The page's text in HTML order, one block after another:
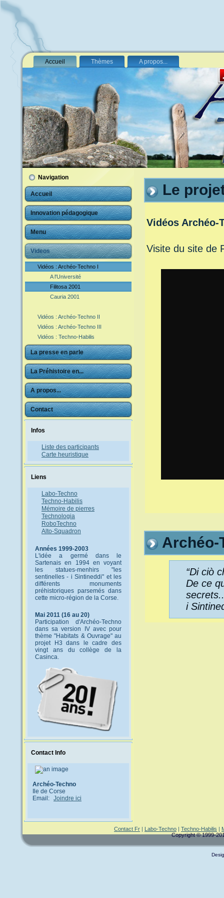
Accueil Thèmes A propos...
Navigation
Accueil
Innovation pédagogique
Menu
Videos
Vidéos : Archéo-Techno I
A l'Université
Filitosa 2001
Cauria 2001
Vidéos : Archéo-Techno II
Vidéos : Archéo-Techno III
Vidéos : Techno-Habilis
La presse en parle
La Préhistoire en...
A propos...
Contact
Infos
Liste des participants
Carte heuristique
Liens
Labo-Techno
Techno-Habilis
Mémoire de pierres
Technologia
RoboTechno
Alto-Squadron
Années 1999-2003
L'idée a germé dans le
Sartenais en 1994 en voyant
les statues-menhirs "les
sentinelles - i Sintineddi" et les
différents monuments
préhistoriques parsemés dans
cette micro-région de la Corse.
Mai 2011 (16 au 20)
Participation d'Archéo-Techno
dans sa version IV avec pour
thème "Habitats & Ouvrage" au
projet H3 dans le cadre des
vingt ans du collège de la
Casinca.
Contact Info
Archéo-Techno
Ile de Corse
Email: Joindre ici
Le
Vidéos Archéo-
Visite du site de
Archéo-
“Di ciò
De ce
i
Contact Fr | Labo-Techno | Techno-Habilis |
Copyright © 1999-